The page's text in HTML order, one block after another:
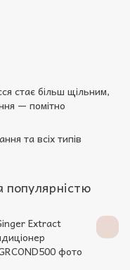
стає більш щільним,
— помітно
та всіх типів
популярністю